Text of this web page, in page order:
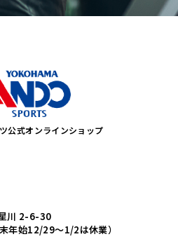
公式オンラインショップ
川 2-6-30
年始12/29～1/2は休業）